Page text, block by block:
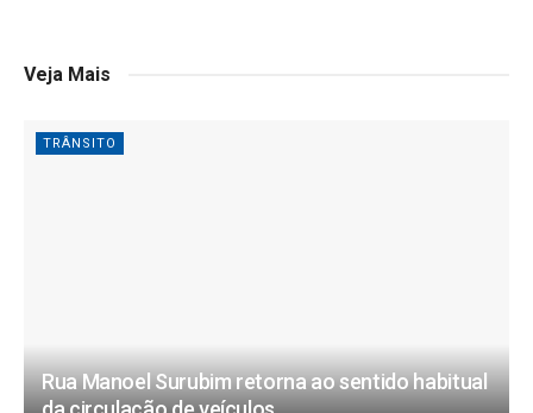
Veja Mais
TRÂNSITO
Rua Manoel Surubim retorna ao sentido habitual